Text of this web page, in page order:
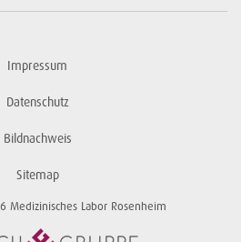
Impressum
Datenschutz
Bildnachweis
Sitemap
Medizinisches Labor Rosenheim